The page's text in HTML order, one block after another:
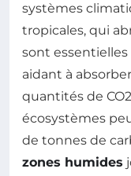
systèmes
tropicales, qui
sont essentielles
aidant à
quantités de
écosystèmes
de tonnes de
zones humides